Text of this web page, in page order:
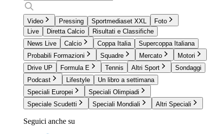
Video Pressing Sportmediaset XXL
Foto
Live
Diretta Calcio
Risultati e Classifiche
News Live
Calcio Coppa Italia
Supercoppa Italiana
Probabili Formazioni
Squadre Mercato
Motori
Drive UP
Formula E Tennis Altri Sport
Sondaggi
Podcast
Lifestyle
Un libro a settimana
Speciali Europei
Speciali Olimpiadi
Speciale Scudetti
Speciali Mondiali Altri Speciali
Seguici anche su